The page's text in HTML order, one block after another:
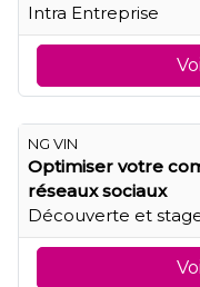
Intra Entreprise
NG VIN
Optimiser votre
réseaux sociaux
Découverte et